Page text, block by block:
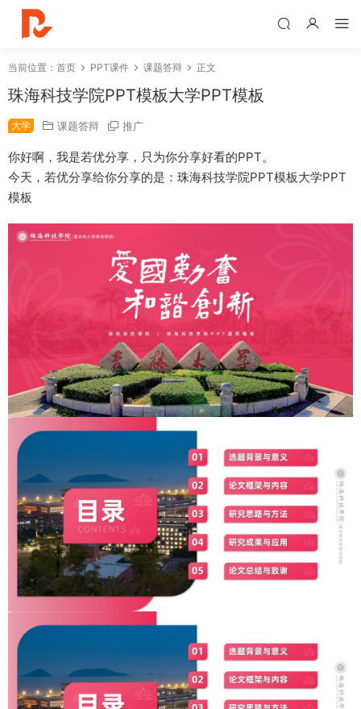
当前位置： 首页 PPT课件 课题答辩 正文
珠海科技学院PPT模板大学PPT模板
大学 课题答辩 推广
你好啊，我是若优分享，只为你分享好看的PPT。
今天，若优分享给你分享的是：珠海科技学院PPT模板大学PPT
模板